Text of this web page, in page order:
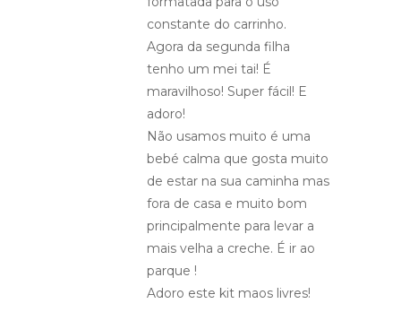
constante do carrinho.
Agora da segunda filha
tenho um mei tai! É
maravilhoso! Super fácil! E
adoro!
Não usamos muito é uma
bebé calma que gosta muito
de estar na sua caminha mas
fora de casa e muito bom
principalmente para levar a
mais velha a creche. É ir ao
parque !
Adoro este kit maos livres!